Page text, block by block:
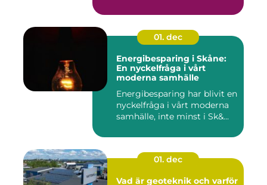
01. dec
Energibesparing i Skåne:
En nyckelfråga i vårt
moderna samhälle
Energibesparing har blivit en
nyckelfråga i vårt moderna
samhälle, inte minst i Sk&...
01. dec
Vad är geoteknik och varför